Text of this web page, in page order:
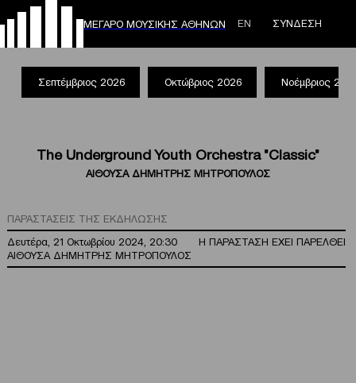
ΜΕΓΑΡΟ ΜΟΥΣΙΚΗΣ ΑΘΗΝΩΝ ΕΝ ΣΥΝΔΕΣΗ
Σεπτέμβριος 2026 Οκτώβριος 2026 Νοέμβριος
The Underground Youth Orchestra "Classic"
ΑΙΘΟΥΣΑ ΔΗΜΗΤΡΗΣ ΜΗΤΡΟΠΟΥΛΟΣ
ΠΑΡΑΣΤΑΣΕΙΣ ΤΗΣ ΕΚΔΗΛΩΣΗΣ
Δευτέρα, 21 Οκτωβρίου 2024, 20:30
Η ΠΑΡΑΣΤΑΣΗ ΕΧΕΙ ΠΑΡΕΛΘΕΙ
ΑΙΘΟΥΣΑ ΔΗΜΗΤΡΗΣ ΜΗΤΡΟΠΟΥΛΟΣ